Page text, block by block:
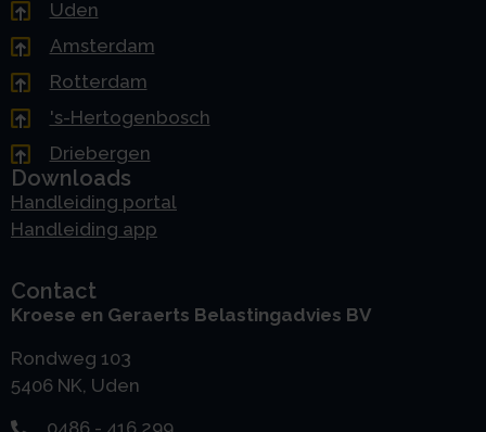
Uden
Amsterdam
Rotterdam
's-Hertogenbosch
Driebergen
Downloads
Handleiding portal
Handleiding app
Contact
Kroese en Geraerts Belastingadvies BV
Rondweg 103
5406 NK, Uden